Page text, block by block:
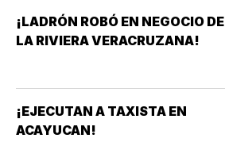
¡LADRÓN ROBÓ EN NEGOCIO DE
LA RIVIERA VERACRUZANA!
¡EJECUTAN A TAXISTA EN
ACAYUCAN!